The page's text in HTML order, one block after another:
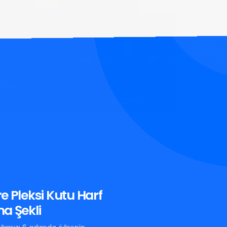
Pleksi Kutu Harf
Şekli